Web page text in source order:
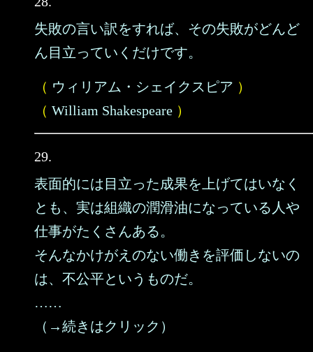
失敗の言い訳をすれば、その失敗がどんど
ん目立っていくだけです。
（ ウィリアム・シェイクスピア ）
（ William Shakespeare ）
29.
表面的には目立った成果を上げてはいなく
とも、実は組織の潤滑油になっている人や
仕事がたくさんある。
そんなかけがえのない働きを評価しないの
は、不公平というものだ。
……
（→続きはクリック）